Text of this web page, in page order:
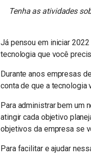
Tenha as atividades
Já pensou em iniciar
tecnologia que você
Durante anos empresas
conta de que a tecnologia
Para administrar bem um
atingir cada objetivo
objetivos da empresa se
Para facilitar e ajudar